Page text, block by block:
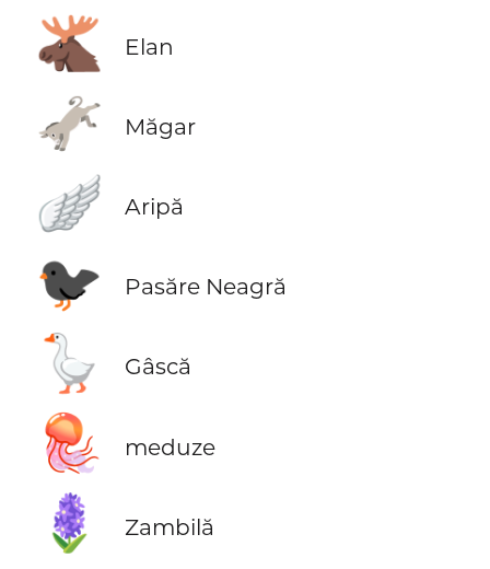
🫎 Elan
🫏 Măgar
🪽 Aripă
🐦‍⬛ Pasăre Neagră
🪿 Gâscă
🪼 meduze
🪻 Zambilă